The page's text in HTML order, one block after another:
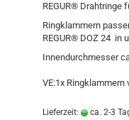
REGUR® Drahtringe
Ringklammern
REGUR® DOZ 24 in
Innendurchmesser
VE:1x
Lieferzeit: ca. 2-3